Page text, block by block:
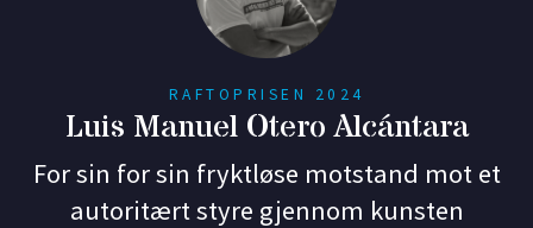
RAFTOPRISEN 2024
Luis Manuel Otero Alcántara
For sin for sin fryktløse motstand mot et
autoritært styre gjennom kunsten